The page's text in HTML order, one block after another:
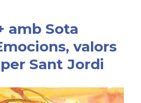
amb Sota
valors
Sant Jordi